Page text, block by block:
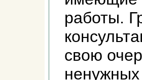
работы.
свою